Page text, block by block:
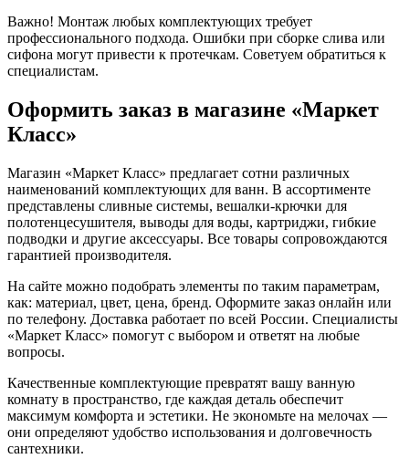
Важно! Монтаж любых комплектующих требует
профессионального подхода. Ошибки при сборке слива или
сифона могут привести к протечкам. Советуем обратиться к
специалистам.
Оформить заказ в магазине «Маркет
Класс»
Магазин «Маркет Класс» предлагает сотни различных
наименований комплектующих для ванн. В ассортименте
представлены сливные системы, вешалки-крючки для
полотенцесушителя, выводы для воды, картриджи, гибкие
подводки и другие аксессуары. Все товары сопровождаются
гарантией производителя.
На сайте можно подобрать элементы по таким параметрам,
как: материал, цвет, цена, бренд. Оформите заказ онлайн или
по телефону. Доставка работает по всей России. Специалисты
«Маркет Класс» помогут с выбором и ответят на любые
вопросы.
Качественные комплектующие превратят вашу ванную
комнату в пространство, где каждая деталь обеспечит
максимум комфорта и эстетики. Не экономьте на мелочах —
они определяют удобство использования и долговечность
сантехники.